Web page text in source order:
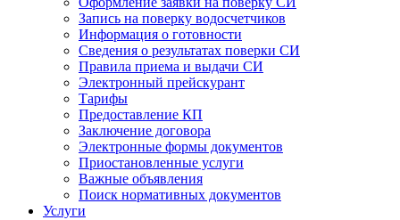
Запись на поверку водосчетчиков
Информация о готовности
Сведения о результатах поверки СИ
Правила приема и выдачи СИ
Электронный прейскурант
Тарифы
Предоставление КП
Заключение договора
Электронные формы документов
Приостановленные услуги
Важные объявления
Поиск нормативных документов
Услуги